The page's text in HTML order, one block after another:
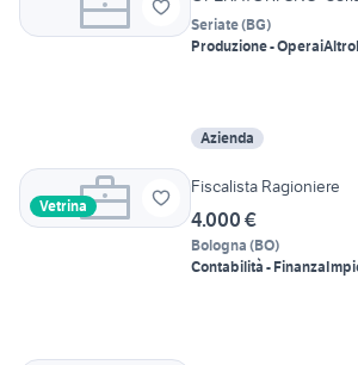
Seriate(BG)
Produzione - OperaiAltro
Azienda
Vetrina
Fiscalista Ragioniere
4.000 €
Bologna (BO)
Contabilità - Finanza